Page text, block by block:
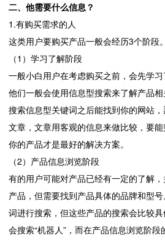
二、他需要什么信息？
1.有购买需求的人
这类用户要购买产品一般会经历3个阶段。
（1）学习了解阶段
一般小白用户在考虑购买之前，会先学
他们一般会使用信息型搜索来了解产品
搜索信息型关键词之后能找到你的网站
文章，文章用客观的信息来做比较，要
你的产品才是最好的解决方案。
（2）产品信息浏览阶段
有的用户可能对产品已经有一定的了解
产品，但需要找到产品具体的品牌和型
词进行搜索，但这些产品的搜索会比较
会搜索“机器人”，而在产品信息浏览阶段